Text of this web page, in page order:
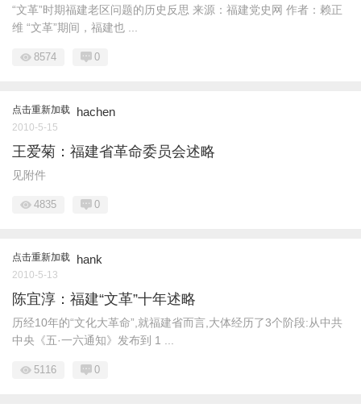
“文革”时期福建老区问题的历史反思 来源：福建党史网 作者：赖正
维 “文革”期间，福建也 ...
8574 0
点击重新加载 hachen
2010-5-15
王爱菊：福建省革命委员会述略
见附件
4835 0
点击重新加载 hank
2010-5-13
陈宜淳：福建“文革”十年述略
历经10年的“文化大革命”,就福建省而言,大体经历了3个阶段:从中共
中央《五·一六通知》发布到 1 ...
5116 0